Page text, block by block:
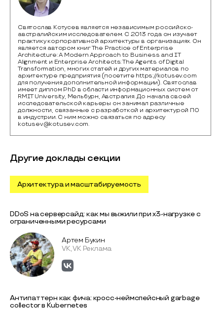
Святослав Котусев является независимым российско-
австралийским исследователем. С 2013 года он изучает
практику корпоративной архитектуры в организациях. Он
является автором книг The Practice of Enterprise
Architecture: A Modern Approach to Business and IT
Alignment и Enterprise Architects: The Agents of Digital
Transformation, многих статей и других материалов по
архитектуре предприятия (посетите https://kotusev.com
для получения дополнительной информации). Святослав
имеет диплом PhD в области информационных систем от
RMIT University, Мельбурн, Австралия. До начала своей
исследовательской карьеры он занимал различные
должности, связанные с разработкой и архитектурой ПО
в индустрии. С ним можно связаться по адресу
kotusev@kotusev.com.
Другие доклады секции
Архитектура и масштабируемость
DDoS на серверсайд: как мы выжили при x3-нагрузке с
ограниченными ресурсами
Артем Букин
VK, VK Реклама
Антипаттерн как фича: кросс-неймспейсный garbage
collector в Kubernetes